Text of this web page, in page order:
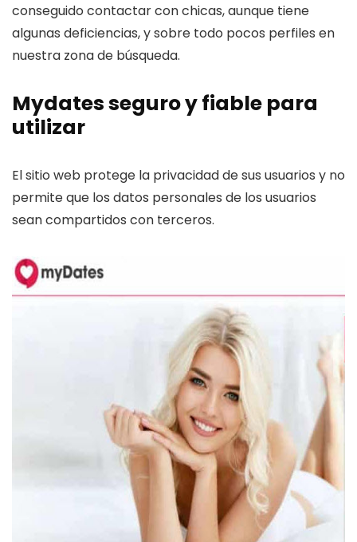
conseguido contactar con chicas, aunque tiene
algunas deficiencias, y sobre todo pocos perfiles en
nuestra zona de búsqueda.
Mydates seguro y fiable para
utilizar
El sitio web protege la privacidad de sus usuarios y no
permite que los datos personales de los usuarios
sean compartidos con terceros.